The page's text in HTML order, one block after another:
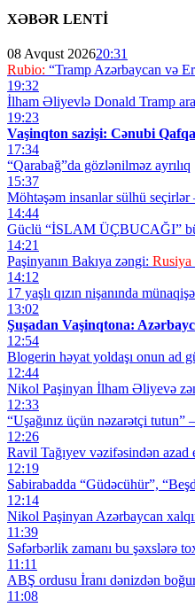
XƏBƏR LENTİ
08 Avqust 202620:31
Rubio: “Tramp Azərbaycan və
19:32
İlham Əliyevlə Donald Tramp
19:23
Vaşinqton sazişi: Cənubi
17:34
“Qarabağ”da gözlənilməz ayrılıq
15:37
Möhtəşəm insanlar sülhü seçirlər
14:44
Güclü “İSLAM ÜÇBUCAĞI”
14:21
Paşinyanın Bakıya zəngi: Rusiya
14:12
17 yaşlı qızın nişanında
13:02
Şuşadan Vaşinqtona:
12:54
Blogerin həyat yoldaşı onun ad
12:44
Nikol Paşinyan İlham Əliyevə
12:33
“Uşağınız üçün nəzarətçi tutun” –
12:26
Ravil Tağıyev vəzifəsindən azad
12:19
Sabirabadda “Güdəcühür”,
12:14
Nikol Paşinyan Azərbaycan
11:39
Səfərbərlik zamanı bu şəxslərə
11:11
ABŞ ordusu İranı dənizdən
11:08